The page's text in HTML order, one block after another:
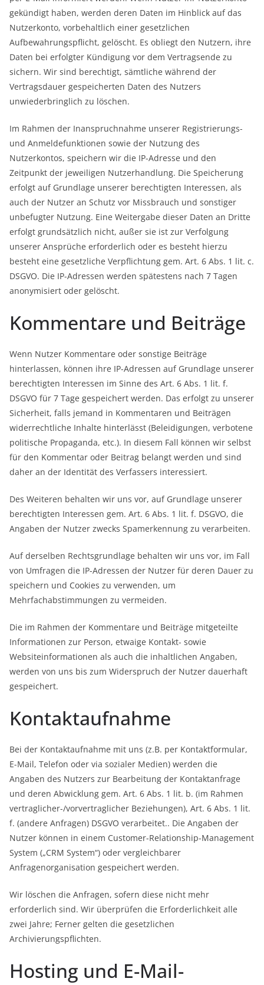
gekündigt haben, werden deren Daten im Hinblick auf das
Nutzerkonto, vorbehaltlich einer gesetzlichen
Aufbewahrungspflicht, gelöscht. Es obliegt den Nutzern, ihre
Daten bei erfolgter Kündigung vor dem Vertragsende zu
sichern. Wir sind berechtigt, sämtliche während der
Vertragsdauer gespeicherten Daten des Nutzers
unwiederbringlich zu löschen.
Im Rahmen der Inanspruchnahme unserer Registrierungs-
und Anmeldefunktionen sowie der Nutzung des
Nutzerkontos, speichern wir die IP-Adresse und den
Zeitpunkt der jeweiligen Nutzerhandlung. Die Speicherung
erfolgt auf Grundlage unserer berechtigten Interessen, als
auch der Nutzer an Schutz vor Missbrauch und sonstiger
unbefugter Nutzung. Eine Weitergabe dieser Daten an Dritte
erfolgt grundsätzlich nicht, außer sie ist zur Verfolgung
unserer Ansprüche erforderlich oder es besteht hierzu
besteht eine gesetzliche Verpflichtung gem. Art. 6 Abs. 1 lit. c.
DSGVO. Die IP-Adressen werden spätestens nach 7 Tagen
anonymisiert oder gelöscht.
Kommentare und Beiträge
Wenn Nutzer Kommentare oder sonstige Beiträge
hinterlassen, können ihre IP-Adressen auf Grundlage unserer
berechtigten Interessen im Sinne des Art. 6 Abs. 1 lit. f.
DSGVO für 7 Tage gespeichert werden. Das erfolgt zu unserer
Sicherheit, falls jemand in Kommentaren und Beiträgen
widerrechtliche Inhalte hinterlässt (Beleidigungen, verbotene
politische Propaganda, etc.). In diesem Fall können wir selbst
für den Kommentar oder Beitrag belangt werden und sind
daher an der Identität des Verfassers interessiert.
Des Weiteren behalten wir uns vor, auf Grundlage unserer
berechtigten Interessen gem. Art. 6 Abs. 1 lit. f. DSGVO, die
Angaben der Nutzer zwecks Spamerkennung zu verarbeiten.
Auf derselben Rechtsgrundlage behalten wir uns vor, im Fall
von Umfragen die IP-Adressen der Nutzer für deren Dauer zu
speichern und Cookies zu verwenden, um
Mehrfachabstimmungen zu vermeiden.
Die im Rahmen der Kommentare und Beiträge mitgeteilte
Informationen zur Person, etwaige Kontakt- sowie
Websiteinformationen als auch die inhaltlichen Angaben,
werden von uns bis zum Widerspruch der Nutzer dauerhaft
gespeichert.
Kontaktaufnahme
Bei der Kontaktaufnahme mit uns (z.B. per Kontaktformular,
E-Mail, Telefon oder via sozialer Medien) werden die
Angaben des Nutzers zur Bearbeitung der Kontaktanfrage
und deren Abwicklung gem. Art. 6 Abs. 1 lit. b. (im Rahmen
vertraglicher-/vorvertraglicher Beziehungen), Art. 6 Abs. 1 lit.
f. (andere Anfragen) DSGVO verarbeitet.. Die Angaben der
Nutzer können in einem Customer-Relationship-Management
System („CRM System“) oder vergleichbarer
Anfragenorganisation gespeichert werden.
Wir löschen die Anfragen, sofern diese nicht mehr
erforderlich sind. Wir überprüfen die Erforderlichkeit alle
zwei Jahre; Ferner gelten die gesetzlichen
Archivierungspflichten.
Hosting und E-Mail-